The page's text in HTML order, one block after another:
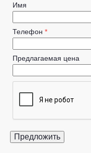
Имя
Телефон *
Предлагаемая цена